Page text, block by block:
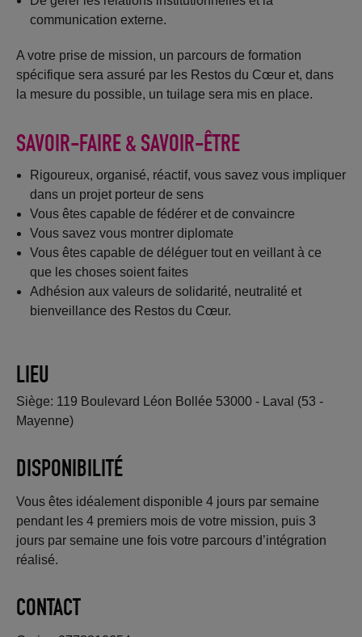
communication externe.
A votre prise de mission, un parcours de formation
spécifique sera assuré par les Restos du Cœur et, dans
la mesure du possible, un tuilage sera mis en place.
SAVOIR-FAIRE & SAVOIR-ÊTRE
Rigoureux, organisé, réactif, vous savez vous impliquer
dans un projet porteur de sens
Vous êtes capable de fédérer et de convaincre
Vous savez vous montrer diplomate
Vous êtes capable de déléguer tout en veillant à ce
que les choses soient faites
Adhésion aux valeurs de solidarité, neutralité et
bienveillance des Restos du Cœur.
LIEU
Siège: 119 Boulevard Léon Bollée 53000 - Laval (53 -
Mayenne)
DISPONIBILITÉ
Vous êtes idéalement disponible 4 jours par semaine
pendant les 4 premiers mois de votre mission, puis 3
jours par semaine une fois votre parcours d’intégration
réalisé.
CONTACT